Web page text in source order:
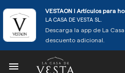
VESTAON l Artículos para
LA CASA DE VESTA SL.
Descarga la app de La
descuento adicional.
